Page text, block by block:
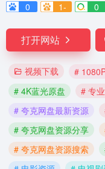
0
1- 0
打开网站
视频下载 #
# 4K蓝光原盘
# 专
# 夸克网盘最新资源
# 夸克网盘资源分享
# 夸克网盘资源搜索